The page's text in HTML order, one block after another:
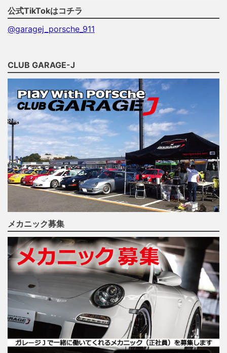
公式TikTokはコチラ
@garagej_porsche_911
CLUB GARAGE-J
メカニック募集